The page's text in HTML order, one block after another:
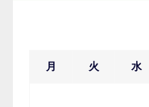
月 火 水